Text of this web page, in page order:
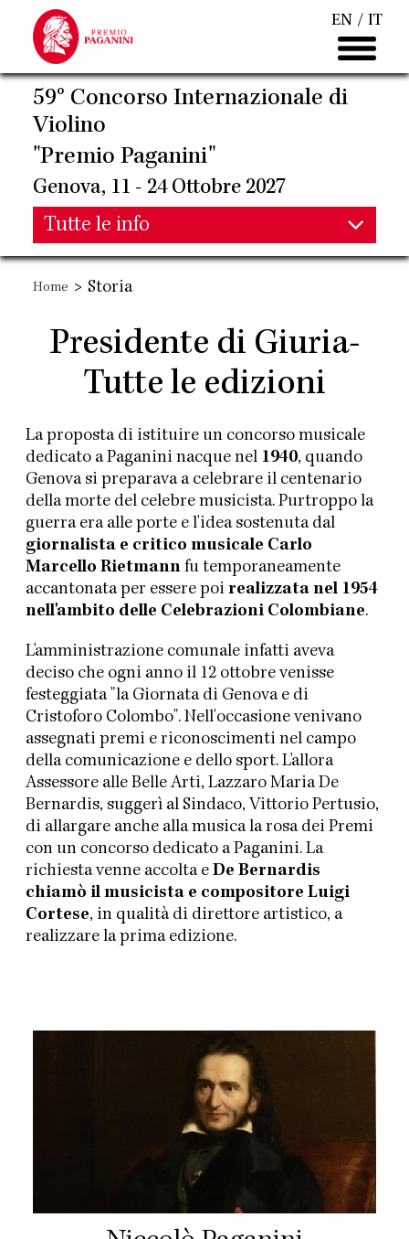
contenuto
principale
EN IT
59° Concorso Internazionale di
Violino
"Premio Paganini"
Genova, 11 - 24 Ottobre 2027
Main
navigation
Tutte le info
Main
navigation
Home > Storia
Presidente di Giuria-
Tutte le edizioni
La proposta di istituire un concorso musicale
dedicato a Paganini nacque nel 1940, quando
Genova si preparava a celebrare il centenario
della morte del celebre musicista. Purtroppo la
guerra era alle porte e l'idea sostenuta dal
giornalista e critico musicale Carlo
Marcello Rietmann fu temporaneamente
accantonata per essere poi realizzata nel 1954
nell'ambito delle Celebrazioni Colombiane.
L'amministrazione comunale infatti aveva
deciso che ogni anno il 12 ottobre venisse
festeggiata "la Giornata di Genova e di
Cristoforo Colombo". Nell'occasione venivano
assegnati premi e riconoscimenti nel campo
della comunicazione e dello sport. L'allora
Assessore alle Belle Arti, Lazzaro Maria De
Bernardis, suggerì al Sindaco, Vittorio Pertusio,
di allargare anche alla musica la rosa dei Premi
con un concorso dedicato a Paganini. La
richiesta venne accolta e De Bernardis
chiamò il musicista e compositore Luigi
Cortese, in qualità di direttore artistico, a
realizzare la prima edizione.